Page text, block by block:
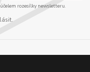
rozesílky newsletteru.